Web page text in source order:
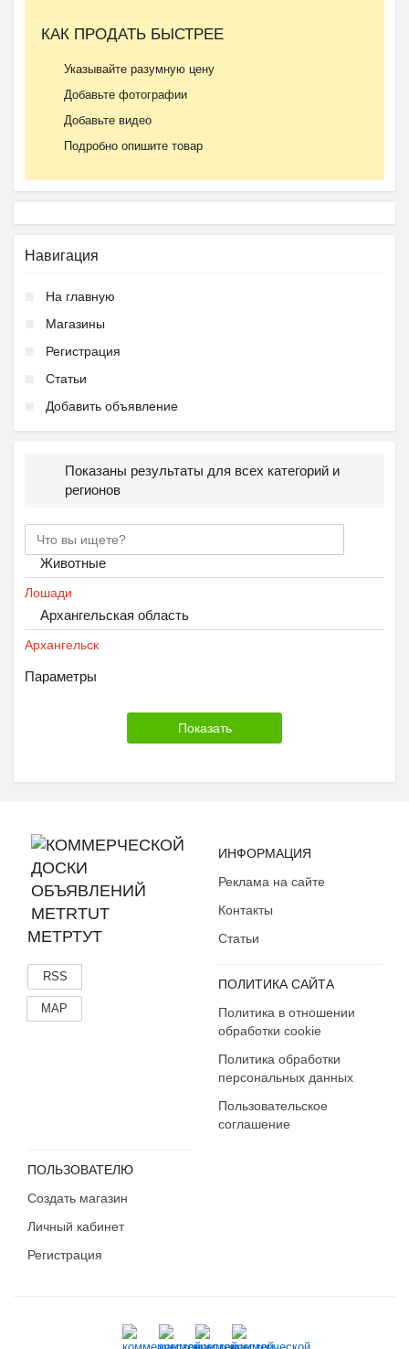
КАК ПРОДАТЬ БЫСТРЕЕ
Указывайте разумную цену
Добавьте фотографии
Добавьте видео
Подробно опишите товар
Навигация
На главную
Магазины
Регистрация
Статьи
Добавить объявление
Показаны результаты для всех категорий и
регионов
Животные
Лошади
Архангельская область
Архангельск
Параметры
МЕТРТУТ
RSS
MAP
ИНФОРМАЦИЯ
Реклама на сайте
Контакты
Статьи
ПОЛИТИКА САЙТА
Политика в отношении
обработки cookie
Политика обработки
персональных данных
Пользовательское
соглашение
ПОЛЬЗОВАТЕЛЮ
Создать магазин
Личный кабинет
Регистрация